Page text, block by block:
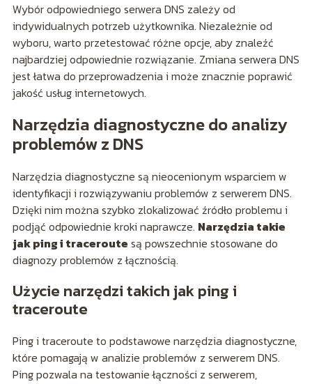
Wybór odpowiedniego serwera DNS zależy od
indywidualnych potrzeb użytkownika. Niezależnie od
wyboru, warto przetestować różne opcje, aby znaleźć
najbardziej odpowiednie rozwiązanie. Zmiana serwera DNS
jest łatwa do przeprowadzenia i może znacznie poprawić
jakość usług internetowych.
Narzędzia diagnostyczne do analizy
problemów z DNS
Narzędzia diagnostyczne są nieocenionym wsparciem w
identyfikacji i rozwiązywaniu problemów z serwerem DNS.
Dzięki nim można szybko zlokalizować źródło problemu i
podjąć odpowiednie kroki naprawcze. Narzędzia takie
jak ping i traceroute są powszechnie stosowane do
diagnozy problemów z łącznością.
Użycie narzędzi takich jak ping i
traceroute
Ping i traceroute to podstawowe narzędzia diagnostyczne,
które pomagają w analizie problemów z serwerem DNS.
Ping pozwala na testowanie łączności z serwerem,